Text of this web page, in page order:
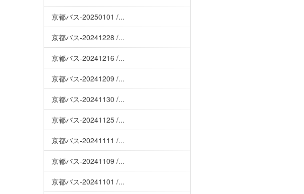
京都バス-20250101 /...
京都バス-20241228 /...
京都バス-20241216 /...
京都バス-20241209 /...
京都バス-20241130 /...
京都バス-20241125 /...
京都バス-20241111 /...
京都バス-20241109 /...
京都バス-20241101 /...